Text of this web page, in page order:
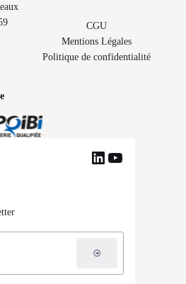
CGU
Mentions Légales
Politique de confidentialité
LinkedIn
YouTube
S'inscrire à la